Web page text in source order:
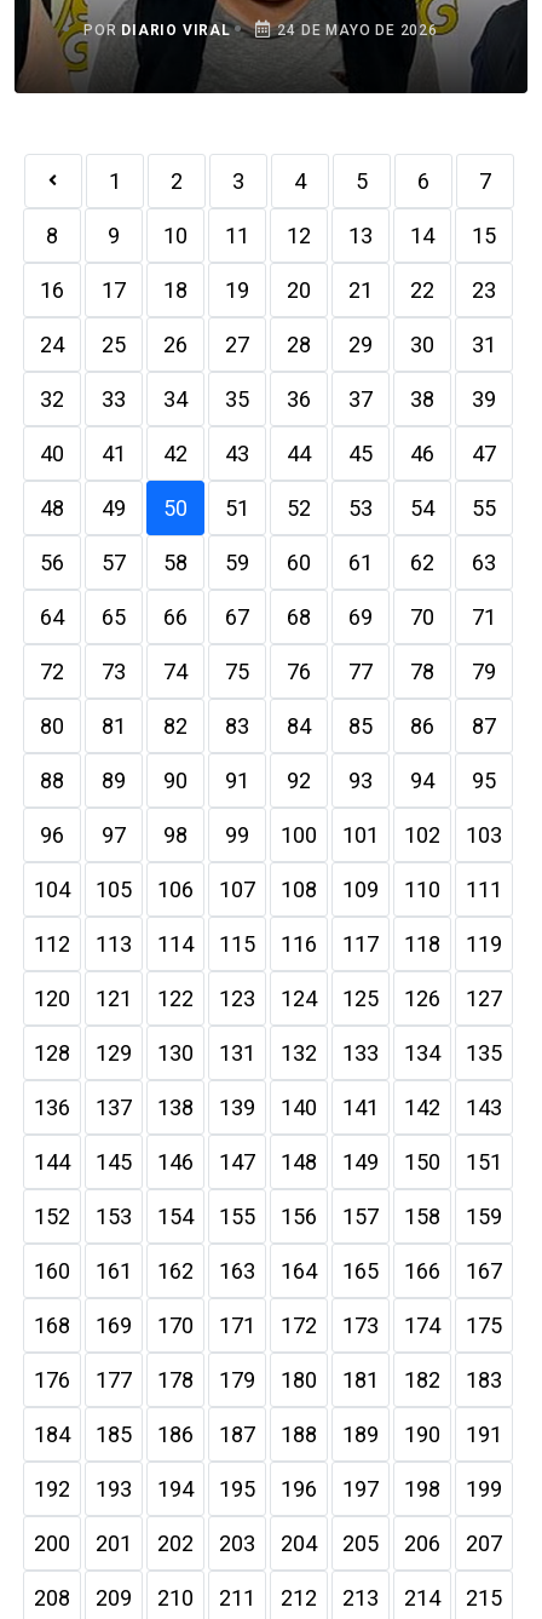
POR DIARIO VIRAL 24 DE MAYO DE 2026
1 2 3 4 5 6 7
8 9 10 11 12 13 14 15
16 17 18 19 20 21 22 23
24 25 26 27 28 29 30 31
32 33 34 35 36 37 38 39
40 41 42 43 44 45 46 47
48 49 50 51 52 53 54 55
56 57 58 59 60 61 62 63
64 65 66 67 68 69 70 71
72 73 74 75 76 77 78 79
80 81 82 83 84 85 86 87
88 89 90 91 92 93 94 95
96 97 98 99 100 101 102 103
104 105 106 107 108 109 110 111
112 113 114 115 116 117 118 119
120 121 122 123 124 125 126 127
128 129 130 131 132 133 134 135
136 137 138 139 140 141 142 143
144 145 146 147 148 149 150 151
152 153 154 155 156 157 158 159
160 161 162 163 164 165 166 167
168 169 170 171 172 173 174 175
176 177 178 179 180 181 182 183
184 185 186 187 188 189 190 191
192 193 194 195 196 197 198 199
200 201 202 203 204 205 206 207
208 209 210 211 212 213 214 215